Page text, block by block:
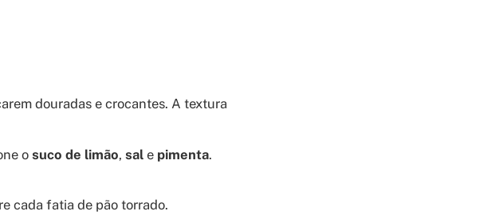
douradas e crocantes. A textura
osuco de limão, sal e pimenta.
cada fatia de pão torrado.